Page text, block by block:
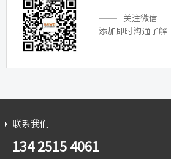
关注微信
添加即时沟通了解
联系我们
134 2515 4061